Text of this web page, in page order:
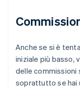
Anche se si è
iniziale più basso,
delle commissioni
soprattutto se hai